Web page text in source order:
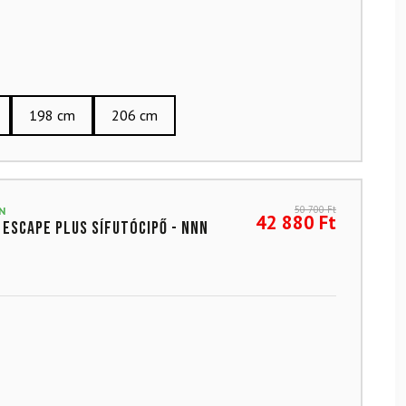
198 cm 206 cm
Escape Plus sífutócipő - NNN
50 700Ft
42 880 Ft